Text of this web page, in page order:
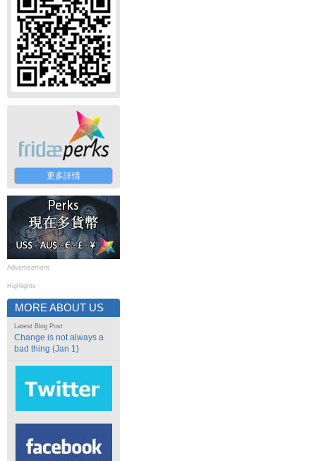
更多詳情
Advertisement
Highlights
MORE ABOUT US
Latest Blog Post
Change is not always a
bad thing (Jan 1)